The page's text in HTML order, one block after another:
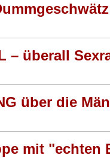
– überall
über die
mit "echten